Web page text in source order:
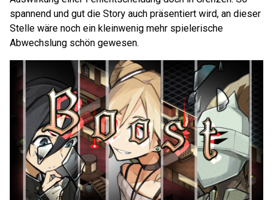
spannend und gut die Story auch präsentiert wird, an dieser
Stelle wäre noch ein kleinwenig mehr spielerische
Abwechslung schön gewesen.